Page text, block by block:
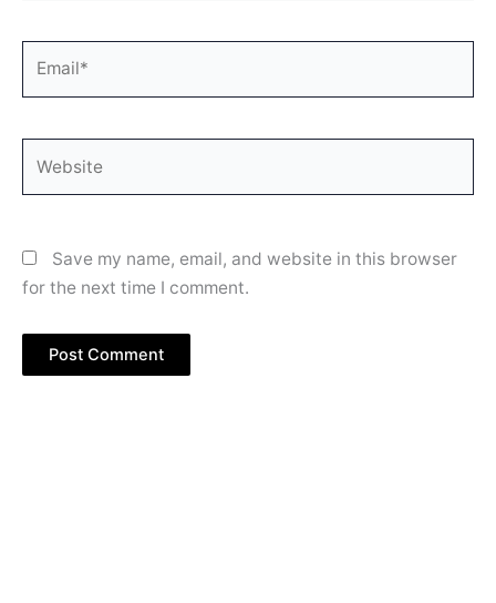
Save my name, email, and website in this browser
for the next time I comment.